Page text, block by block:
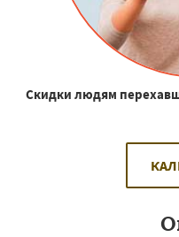
Скидки людям